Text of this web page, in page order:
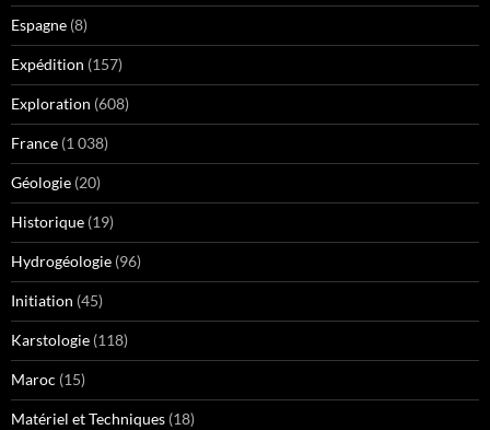
Espagne (8)
Expédition (157)
Exploration (608)
France (1 038)
Géologie (20)
Historique (19)
Hydrogéologie (96)
Initiation (45)
Karstologie (118)
Maroc (15)
Matériel et Techniques (18)